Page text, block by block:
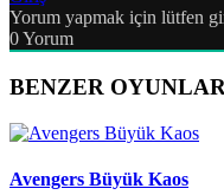
Yorum yapmak için lütfen
0Yorum
BENZER OYUNLAR
Avengers Büyük Kaos